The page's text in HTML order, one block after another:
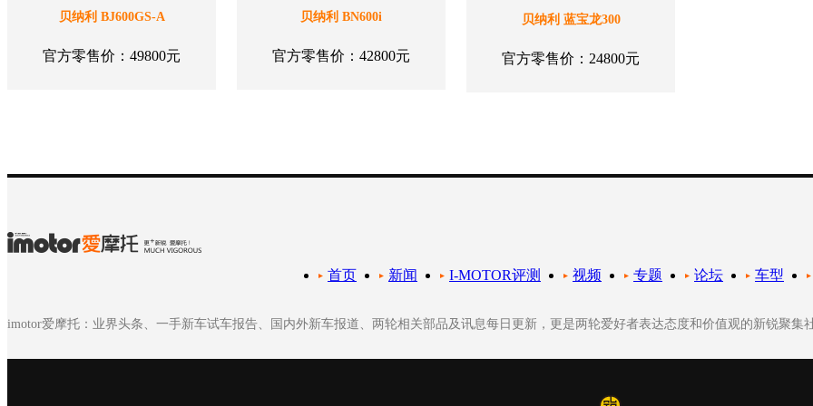
贝纳利 BJ600GS-A
官方零售价：49800元
贝纳利 BN600i
官方零售价：42800元
贝纳利 蓝宝龙300
官方零售价：24800元
车型
论坛
专题
视频
I-MOTOR评测
新闻
首页
imotor爱摩托：业界头条、一手新车试车报告、国内外新车报道、两轮相关部品及讯息每日更新，更是两轮爱好者表达态度和价值观的新锐聚集社